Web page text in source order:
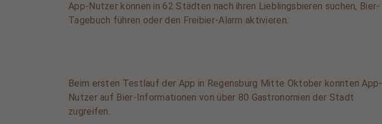
App-Nutzer können in 62 Städten nach ihren Lieblingsbieren suchen, Bier-
Tagebuch führen oder den Freibier-Alarm aktivieren.
Beim ersten Testlauf der App in Regensburg Mitte Oktober konnten App-
Nutzer auf Bier-Informationen von über 80 Gastronomien der Stadt
zugreifen.